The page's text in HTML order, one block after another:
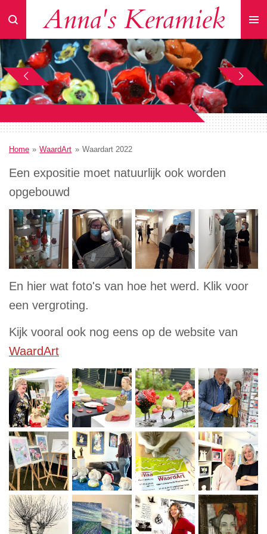
direct
naar
hoofdinhoud
Anna's Keramiek
Home » WaardArt » Waardart 2022
Een expositie moet natuurlijk ook worden
opgebouwd
En hier wat foto's van hoe het werd. Klik voor
een vergroting.
Kijk vooral ook nog eens op de website van
WaardArt